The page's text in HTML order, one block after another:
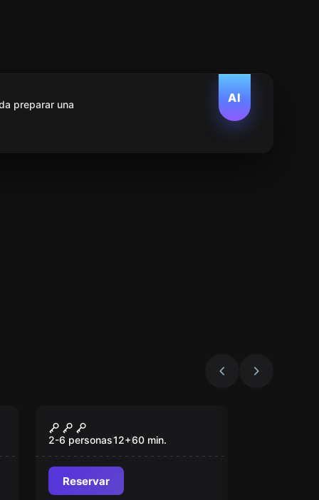
AI
preparar una
La Caída del Régimen
2-6 personas12+60 min.
Reservar